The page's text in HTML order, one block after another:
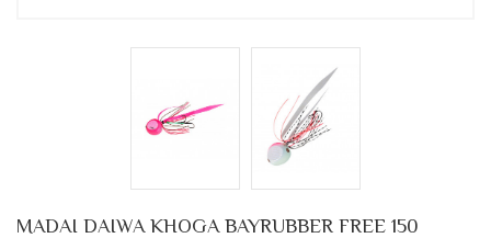
MADAI DAIWA KHOGA BAYRUBBER FREE 150